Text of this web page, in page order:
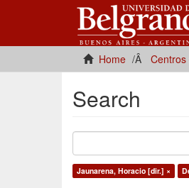
Home
Search
Jaunarena, Horacio [dir.] ×